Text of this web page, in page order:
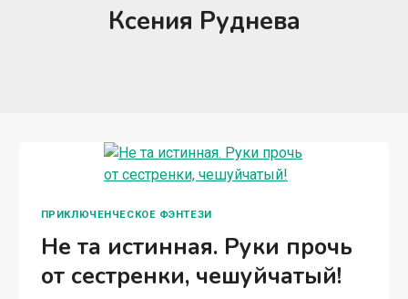
Ксения Руднева
ПРИКЛЮЧЕНЧЕСКОЕ ФЭНТЕЗИ
Не та истинная. Руки прочь
от сестренки, чешуйчатый!